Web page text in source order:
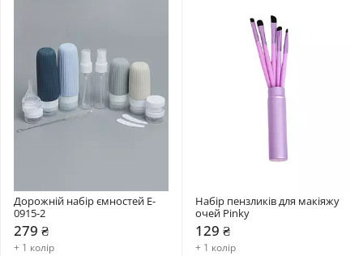
Дорожній набір ємностей E-
0915-2
279 ₴
+ 1 колір
Набір пензликів для макіяжу
очей Pinky
129 ₴
+ 1 колір